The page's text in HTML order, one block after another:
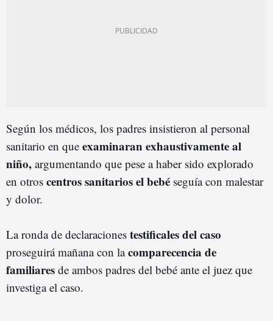
Según los médicos, los padres insistieron al personal
sanitario en que examinaran exhaustivamente al
niño, argumentando que pese a haber sido explorado
en otros centros sanitarios el bebé seguía con malestar
y dolor.
La ronda de declaraciones testificales del caso
proseguirá mañana con lacomparecencia de
familiares de ambos padres del bebé ante el juez que
investiga el caso.